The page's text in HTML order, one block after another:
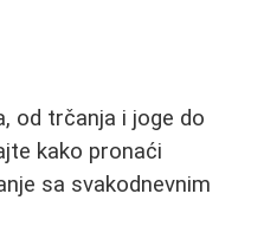
od trčanja i joge do
kako pronaći
sa svakodnevnim